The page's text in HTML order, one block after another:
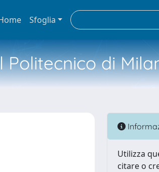
Sfoglia
di
Utilizza
citare o